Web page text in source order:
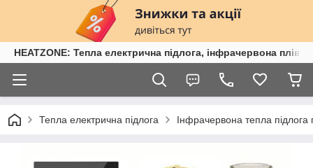
HEATZONE: Тепла електрична підлога, інфрачервона
Тепла електрична підлога Інфрачервона тепла підлога